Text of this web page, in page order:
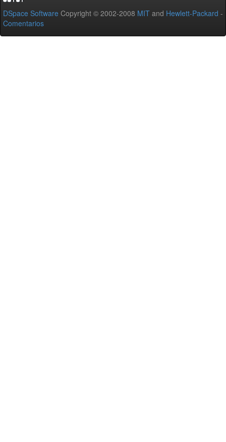
DSpace Software Copyright © 2002-2008 MIT and Hewlett-Packard -
Comentarios